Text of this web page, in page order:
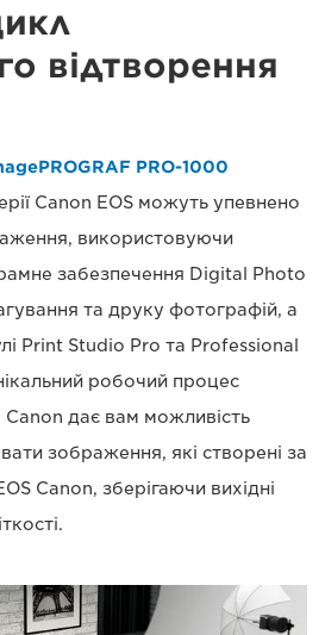
відтворення
PRO-1000
Canon EOS можуть упевнено
використовуючи
забезпечення Digital Photo
та друку фотографій, а
Print Studio Pro та Professional
робочий процес
дає вам можливість
зображення, які створені за
Canon, зберігаючи вихідні